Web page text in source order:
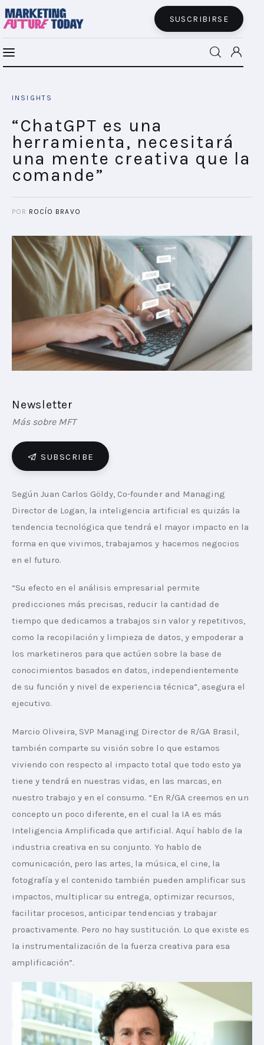
SUSCRIBIRSE
INSIGHTS
FUTURE BRAND LAB
CONECTADES
PODCAST
PLAYBOOKS
NOVEDADES DE LOS MIEMBROS
INSIGHTS
“ChatGPT es una
herramienta, necesitará
una mente creativa que la
comande”
POR ROCÍO BRAVO
Newsletter
Más sobre MFT
SUBSCRIBE
Según Juan Carlos Göldy, Co-founder and Managing
Director de Logan, la inteligencia artificial es quizás la
tendencia tecnológica que tendrá el mayor impacto en la
forma en que vivimos, trabajamos y hacemos negocios
en el futuro.
“Su efecto en el análisis empresarial permite
predicciones más precisas, reducir la cantidad de
tiempo que dedicamos a trabajos sin valor y repetitivos,
como la recopilación y limpieza de datos, y empoderar a
los marketineros para que actúen sobre la base de
conocimientos basados en datos, independientemente
de su función y nivel de experiencia técnica”, asegura el
ejecutivo.
Marcio Oliveira, SVP Managing Director de R/GA Brasil,
también comparte su visión sobre lo que estamos
viviendo con respecto al impacto total que todo esto ya
tiene y tendrá en nuestras vidas, en las marcas, en
nuestro trabajo y en el consumo. “En R/GA creemos en un
concepto un poco diferente, en el cual la IA es más
Inteligencia Amplificada que artificial. Aquí hablo de la
industria creativa en su conjunto. Yo hablo de
comunicación, pero las artes, la música, el cine, la
fotografía y el contenido también pueden amplificar sus
impactos, multiplicar su entrega, optimizar recursos,
facilitar procesos, anticipar tendencias y trabajar
proactivamente. Pero no hay sustitución. Lo que existe es
la instrumentalización de la fuerza creativa para esa
amplificación”.